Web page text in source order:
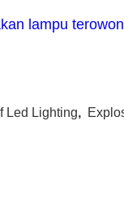
lampu
Led Lighting,